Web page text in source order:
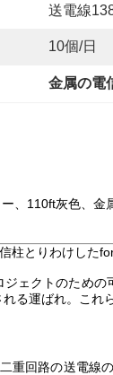
送電線
10個/日
金属の電
、110ft灰色、金
柱とりわけした
ェクトのため
る運ばれ。これ
重回路の送電線